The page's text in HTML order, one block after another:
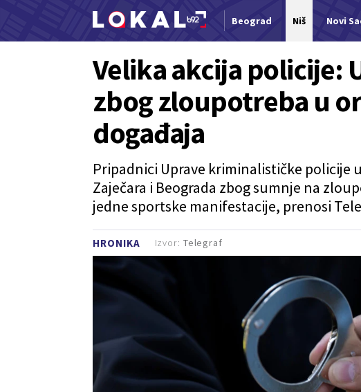
Beograd Niš Novi
HRONIKA
Velika akcija policije:
zbog zloupotreba u
događaja
Pripadnici Uprave kriminalističke policije
Zaječara i Beograda zbog sumnje na
jedne sportske manifestacije, prenosi
Izvor: Telegraf